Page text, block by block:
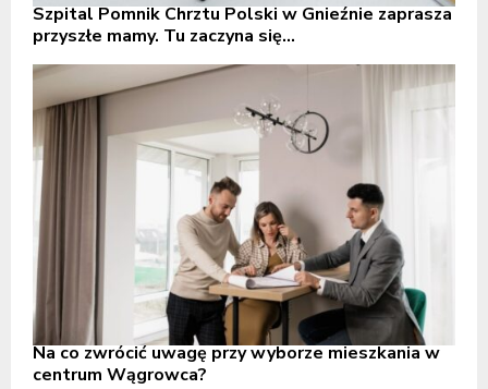
Szpital Pomnik Chrztu Polski w Gnieźnie zaprasza
przyszłe mamy. Tu zaczyna się...
Na co zwrócić uwagę przy wyborze mieszkania w
centrum Wągrowca?